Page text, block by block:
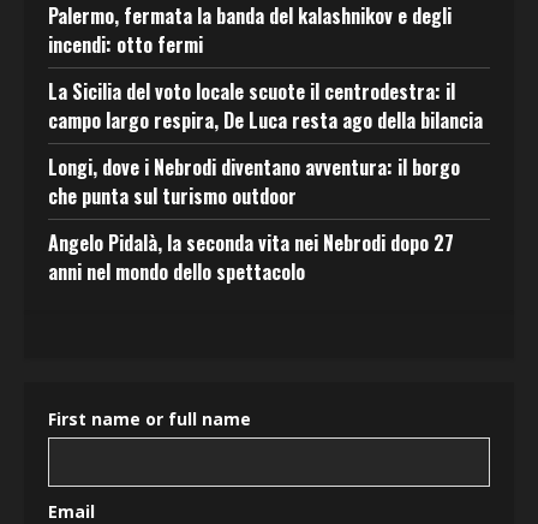
Palermo, fermata la banda del kalashnikov e degli
incendi: otto fermi
La Sicilia del voto locale scuote il centrodestra: il
campo largo respira, De Luca resta ago della bilancia
Longi, dove i Nebrodi diventano avventura: il borgo
che punta sul turismo outdoor
Angelo Pidalà, la seconda vita nei Nebrodi dopo 27
anni nel mondo dello spettacolo
First name or full name
Email